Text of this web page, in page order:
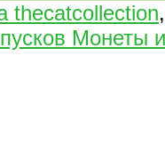
thecatcollection
Монеты